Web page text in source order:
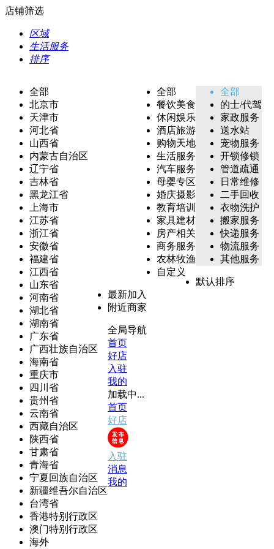
店铺筛选
区域
生活服务
排序
全部
北京市
天津市
河北省
山西省
内蒙古自治区
辽宁省
吉林省
黑龙江省
上海市
江苏省
浙江省
安徽省
福建省
江西省
山东省
河南省
湖北省
湖南省
广东省
广西壮族自治区
海南省
重庆市
四川省
贵州省
云南省
西藏自治区
陕西省
甘肃省
青海省
宁夏回族自治区
新疆维吾尔自治区
台湾省
香港特别行政区
澳门特别行政区
海外
全部
餐饮美食
休闲娱乐
酒店旅游
购物天地
生活服务
汽车服务
母婴专区
婚庆摄影
教育培训
家具建材
房产相关
商务服务
农林牧渔
自定义
全部
的士/代驾
家政服务
送水站
宠物服务
开锁修锁
管道疏通
日常维修
二手回收
衣物洗护
搬家服务
快递服务
物流服务
其他服务
默认排序
最新加入
附近商家
全局导航
首页
好店
入驻
我的
加载中...
首页
好店
入驻
消息
我的